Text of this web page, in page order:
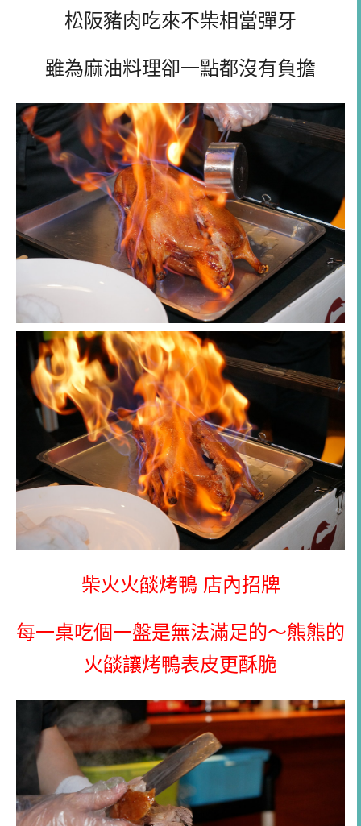
松阪豬肉吃來不柴相當彈牙
雖為麻油料理卻一點都沒有負擔
柴火火燄烤鴨 店內招牌
每一桌吃個一盤是無法滿足的～熊熊的
火燄讓烤鴨表皮更酥脆